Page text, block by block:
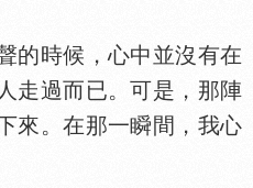
時候，心中並沒有在
走過而已。可是，那陣
來。在那一瞬間，我心